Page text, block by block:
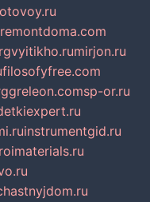
remontdoma.com
vyitikho.rumirjon.ru
filosofyfree.com
greleon.comsp-or.ru
instrumentgid.ru